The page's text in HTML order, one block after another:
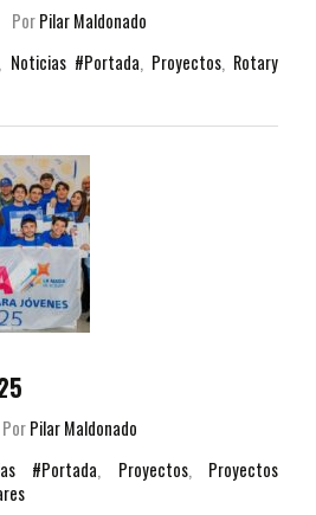
PorPilar Maldonado
Noticias #Portada, Proyectos, Rotary
PorPilar Maldonado
#Portada, Proyectos, Proyectos